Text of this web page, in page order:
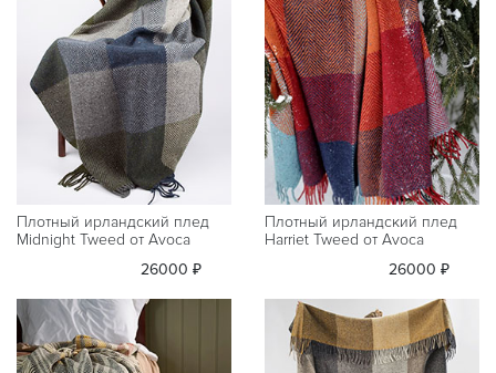
Плотный ирландский плед
Midnight Tweed от Avoca
26000 ₽
Плотный ирландский плед
Harriet Tweed от Avoca
26000 ₽